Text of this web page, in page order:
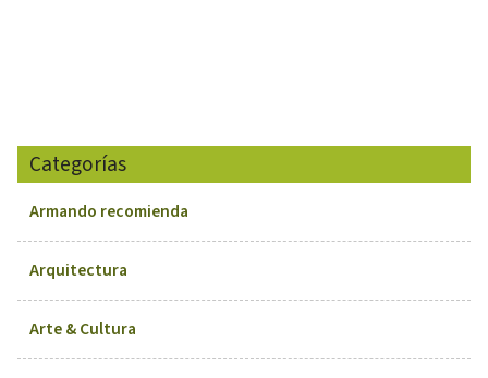
Categorías
Armando recomienda
Arquitectura
Arte & Cultura